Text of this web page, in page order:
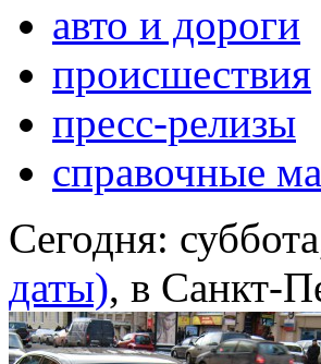
авто и дороги
происшествия
пресс-релизы
справочные
Сегодня:
даты), в Санкт-